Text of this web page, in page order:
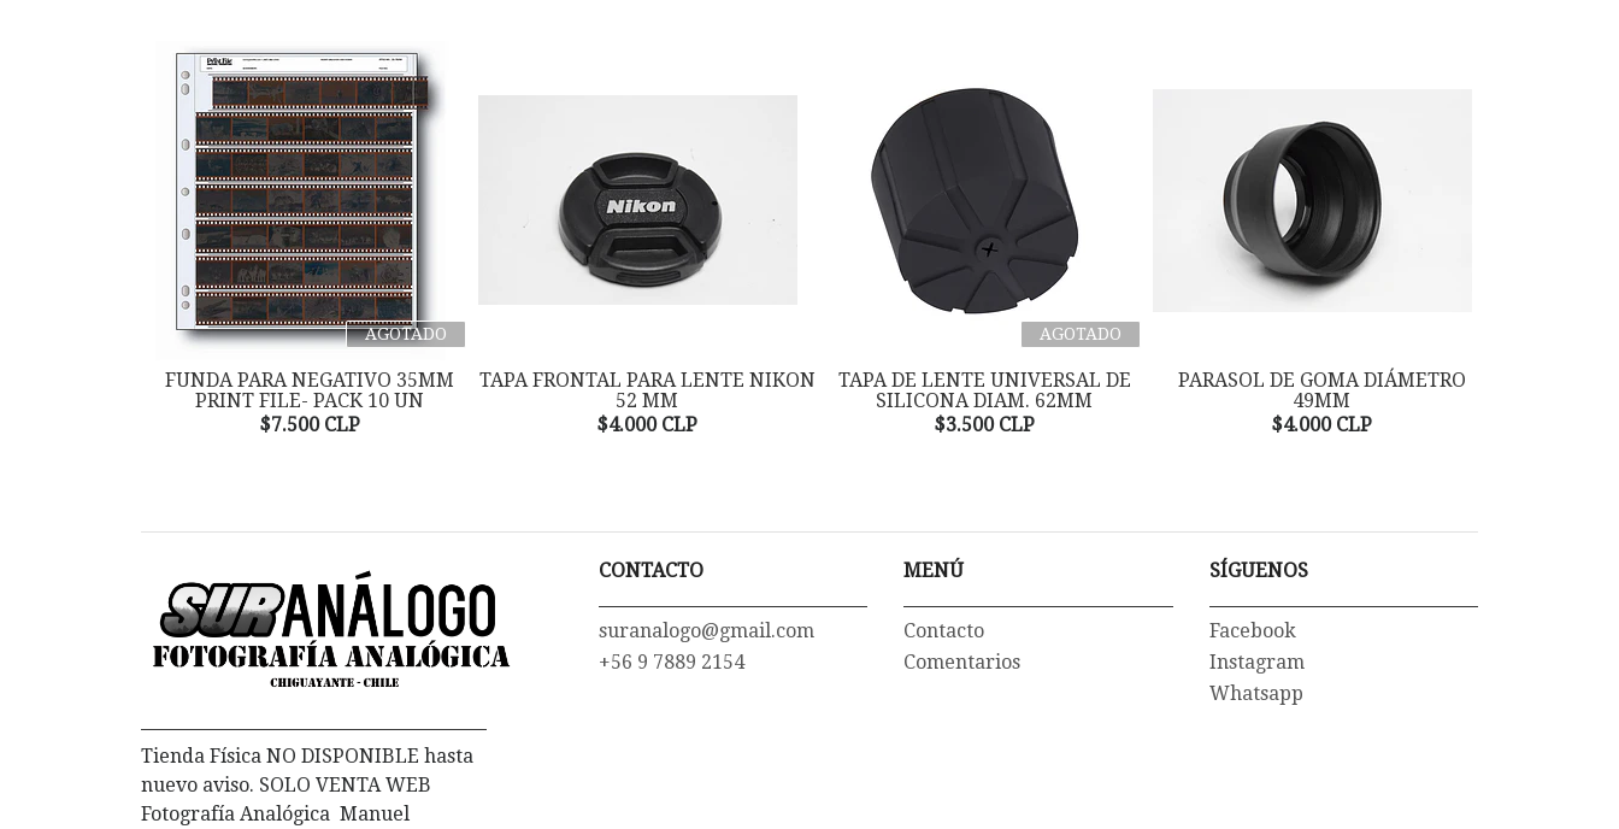
AGOTADO
FUNDA PARA NEGATIVO 35MM
PRINT FILE- PACK 10 UN
$7.500 CLP
TAPA FRONTAL PARA LENTE NIKON
52 MM
$4.000 CLP
AGOTADO
TAPA DE LENTE UNIVERSAL DE
SILICONA DIAM. 62MM
$3.500 CLP
PARASOL DE GOMA DIÁMETRO
49MM
$4.000 CLP
Tienda Física NO DISPONIBLE hasta
nuevo aviso. SOLO VENTA WEB
Fotografía Analógica Manuel
CONTACTO
suranalogo@gmail.com
+56 9 7889 2154
MENÚ
Contacto
Comentarios
SÍGUENOS
Facebook
Instagram
Whatsapp